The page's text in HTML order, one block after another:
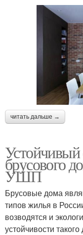
читать дальше →
брусового
УШП
Брусовые дома
типов жилья в
возводятся и
устойчивости